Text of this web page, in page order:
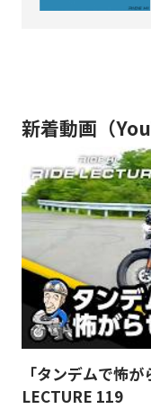
新着動画（
「タンデムで怖
LECTURE 119